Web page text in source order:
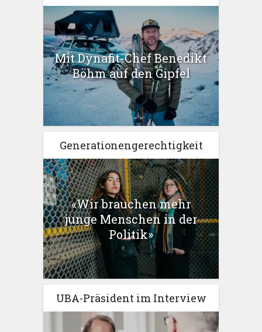
Mit Dynafit-Chef Benedikt
Böhm auf den Gipfel
Generationengerechtigkeit
«Wir brauchen mehr
junge Menschen in der
Politik»
UBA-Präsident im Interview